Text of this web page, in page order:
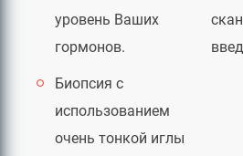
уровень Ваших
гормонов.
Биопсия с
использованием
очень тонкой иглы